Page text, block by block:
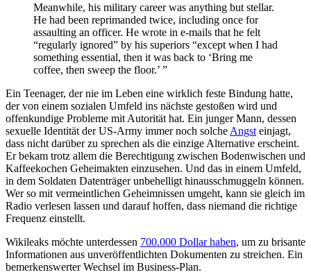
Meanwhile, his military career was anything but stellar.
He had been reprimanded twice, including once for
assaulting an officer. He wrote in e-mails that he felt
“regularly ignored” by his superiors “except when I had
something essential, then it was back to ‘Bring me
coffee, then sweep the floor.’ ”
Ein Teenager, der nie im Leben eine wirklich feste Bindung hatte,
der von einem sozialen Umfeld ins nächste gestoßen wird und
offenkundige Probleme mit Autorität hat. Ein junger Mann, dessen
sexuelle Identität der US-Army immer noch solche Angst einjagt,
dass nicht darüber zu sprechen als die einzige Alternative erscheint.
Er bekam trotz allem die Berechtigung zwischen Bodenwischen und
Kaffeekochen Geheimakten einzusehen. Und das in einem Umfeld,
in dem Soldaten Datenträger unbehelligt hinausschmuggeln können.
Wer so mit vermeintlichen Geheimnissen umgeht, kann sie gleich im
Radio verlesen lassen und darauf hoffen, dass niemand die richtige
Frequenz einstellt.
Wikileaks möchte unterdessen 700.000 Dollar haben, um zu brisante
Informationen aus unveröffentlichten Dokumenten zu streichen. Ein
bemerkenswerter Wechsel im Business-Plan.